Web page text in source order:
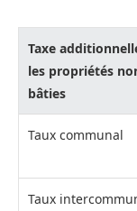
Taxe
les propriétés
bâties
Taux communal
Taux